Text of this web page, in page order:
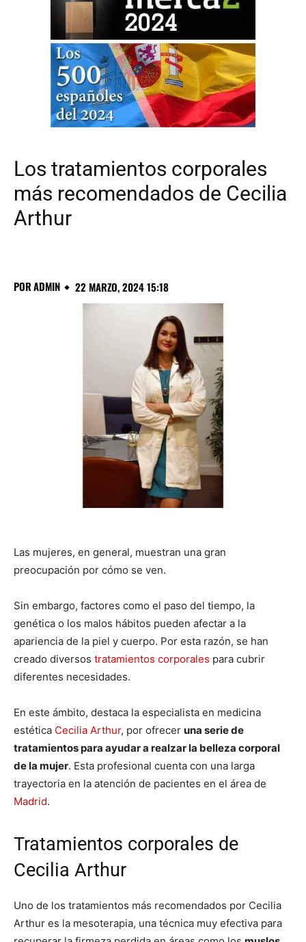
Los tratamientos corporales
más recomendados de Cecilia
Arthur
PORADMIN 22 MARZO, 2024 15:18
Las mujeres, en general, muestran una gran
preocupación por cómo se ven.
Sin embargo, factores como el paso del tiempo, la
genética o los malos hábitos pueden afectar a la
apariencia de la piel y cuerpo. Por esta razón, se han
creado diversos tratamientos corporales para cubrir
diferentes necesidades.
En este ámbito, destaca la especialista en medicina
estética Cecilia Arthur, por ofrecer una serie de
tratamientos para ayudar a realzar la belleza corporal
de la mujer. Esta profesional cuenta con una larga
trayectoria en la atención de pacientes en el área de
Madrid.
Tratamientos corporales de
Cecilia Arthur
Uno de los tratamientos más recomendados por Cecilia
Arthur es la mesoterapia, una técnica muy efectiva para